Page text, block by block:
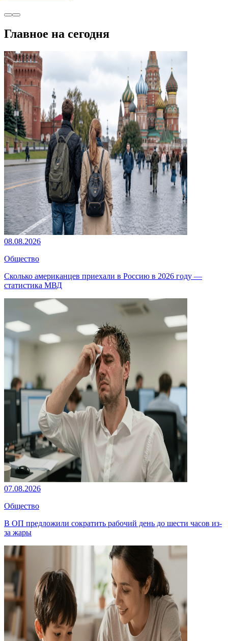
Главное на сегодня
08.08.2026
Общество
Сколько американцев приехали в Россию в 2026 году —
статистика МВД
07.08.2026
Общество
В ОП предложили сократить рабочий день до шести часов из-
за жары